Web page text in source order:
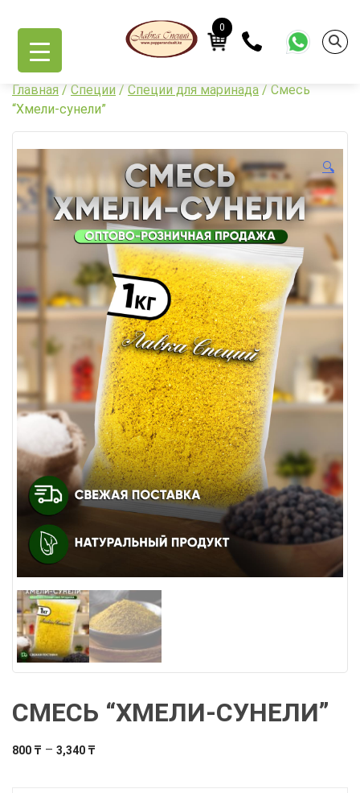
content
0
Главная / Специи / Специи для маринада / Смесь
“Хмели-сунели”
🔍
СМЕСЬ “ХМЕЛИ-СУНЕЛИ”
800 ₸ – 3,340 ₸